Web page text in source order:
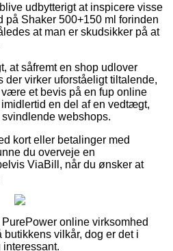
udbytterigt at inspicere visse
på Shaker 500+150 ml forinden
at man er skudsikker på at
at såfremt en shop udlover
der virker uforståeligt tiltalende,
et bevis på en fup online
en del af en vedtægt,
webshops.
kort eller betalinger med
du overveje en
ViaBill, når du ønsker at
online virksomhed
vilkår, dog er det i